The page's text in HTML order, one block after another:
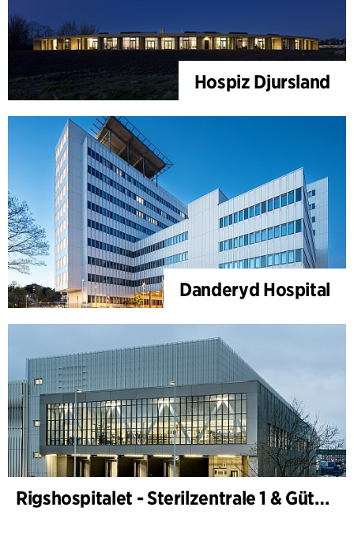
Hospiz Djursland
Danderyd Hospital
Rigshospitalet - Sterilzentrale 1 & Güterterminal